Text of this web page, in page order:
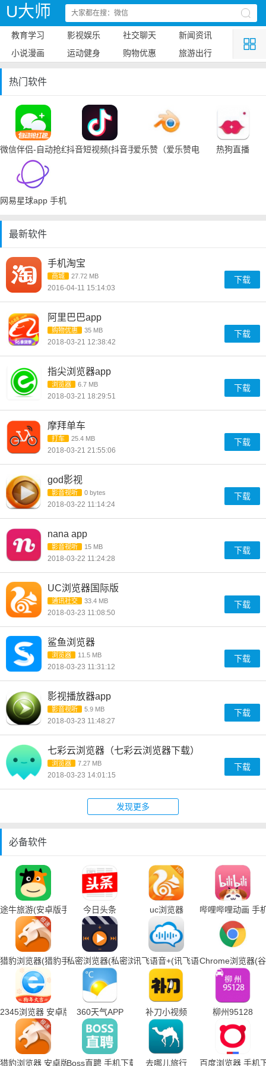
U大师
教育学习 影视娱乐 社交聊天
新闻资讯
小说漫画
运动健身 购物优惠 旅游出行
热门软件
微信伴侣-自动抢红包抖音短视频(抖音手机下载)爱乐赞（爱乐赞电脑手机下载）
热狗直播
网易星球app 手机下载
最新软件
手机淘宝
商城 27.72 MB
2016-04-11 15:14:03
下载
阿里巴巴app
购物优惠 35 MB
2018-03-21 12:38:42
下载
指尖浏览器app
浏览器 6.7 MB
2018-03-21 18:29:51
下载
摩拜单车
打车 25.4 MB
2018-03-21 21:55:06
下载
god影视
影音视听 0 bytes
2018-03-22 11:14:24
下载
nana app
影音视听 15 MB
2018-03-22 11:24:28
下载
UC浏览器国际版
通讯社交 33.4 MB
2018-03-23 11:08:50
下载
鲨鱼浏览器
浏览器 11.5 MB
2018-03-23 11:31:12
下载
影视播放器app
影音视听 5.9 MB
2018-03-23 11:48:27
下载
七彩云浏览器（七彩云浏览器下载）
浏览器 7.27 MB
2018-03-23 14:01:15
下载
发现更多
必备软件
途牛旅游(安卓版手机下载)今日头条 uc浏览器 哔哩哔哩动画 手
猎豹浏览器(猎豹手机浏览器下载)私密浏览器(私密浏览器手机下载)讯飞语音+(讯飞语音输入法手机下
Chrome浏览器(
2345浏览器 安卓版 360天气APP 补刀小视频 柳州95128
猎豹浏览器 安卓版Boss直聘 手机下载 去哪儿旅行 百度浏览器 手机